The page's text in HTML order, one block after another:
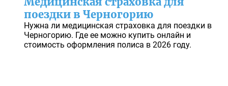
поездки в Черногорию
Нужна ли медицинская страховка для поездки в
Черногорию. Где ее можно купить онлайн и
стоимость оформления полиса в 2026 году.